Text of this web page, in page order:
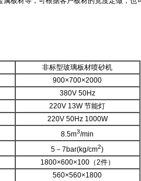
非标型玻璃板材喷砂机
900×700×2000
380V 50Hz
220V 13W 节能灯
220V 50Hz 1000W
8.5m3/min
5－7bar(kg/cm2)
1800×600×100（2件）
560×560×1800